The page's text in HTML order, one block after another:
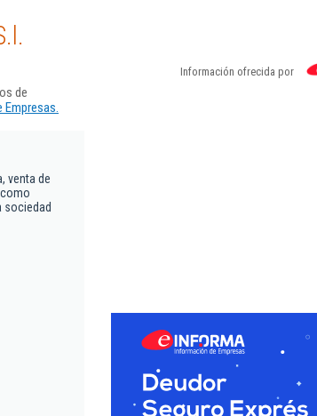
Información ofrecida por
de
venta de
sociedad